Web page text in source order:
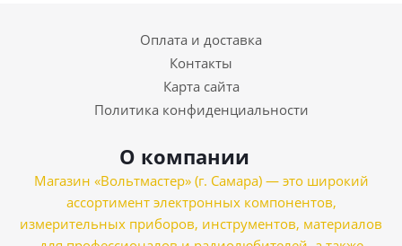
Оплата и доставка
Контакты
Карта сайта
Политика конфиденциальности
О компании
Магазин «Вольтмастер» (г. Самара) — это широкий
ассортимент электронных компонентов,
измерительных приборов, инструментов, материалов